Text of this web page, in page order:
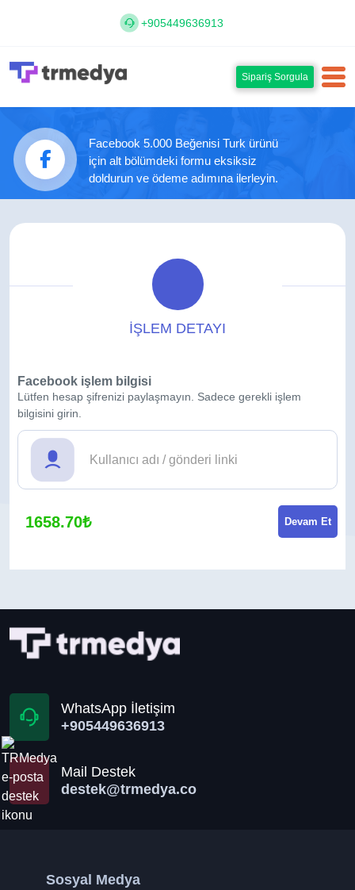
+905449636913
Sipariş Sorgula
Facebook 5.000 Beğenisi Turk ürünü
için alt bölümdeki formu eksiksiz
doldurun ve ödeme adımına ilerleyin.
İŞLEM DETAYI
Facebook işlem bilgisi
Lütfen hesap şifrenizi paylaşmayın. Sadece gerekli işlem
bilgisini girin.
1658.70₺ Devam Et
WhatsApp İletişim
+905449636913
Mail Destek
destek@trmedya.co
Sosyal Medya